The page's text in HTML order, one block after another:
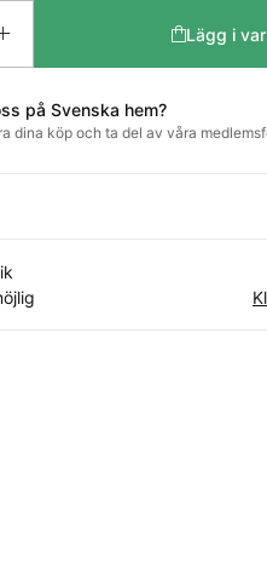
Lägg i
på Svenska hem?
dina köp och ta del av våra